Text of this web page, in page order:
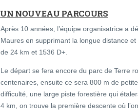
UN NOUVEAU PARCOURS
Après 10 années, l’équipe organisatrice a
Maures en supprimant la longue distance
de 24 km et 1536 D+.
Le départ se fera encore du parc de Terre
centenaires, ensuite ce sera 800 m de
difficulté, une large piste forestière qui
4 km, on trouve la première descente où